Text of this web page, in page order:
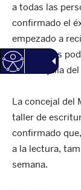
a todas las
confirmado el
empezado a
interesados
la concejalía
La concejal del
taller de
confirmado
a la lectura,
semana.